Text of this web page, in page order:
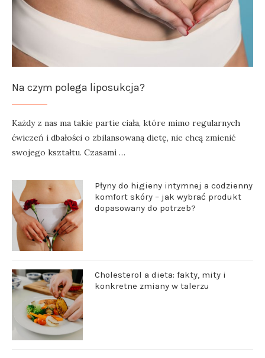
Na czym polega liposukcja?
Każdy z nas ma takie partie ciała, które mimo regularnych
ćwiczeń i dbałości o zbilansowaną dietę, nie chcą zmienić
swojego kształtu. Czasami …
Płyny do higieny intymnej a codzienny
komfort skóry – jak wybrać produkt
dopasowany do potrzeb?
Cholesterol a dieta: fakty, mity i
konkretne zmiany w talerzu